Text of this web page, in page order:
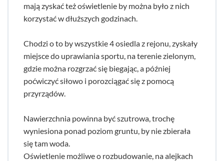
mają zyskać też oświetlenie by można było z nich
korzystać w dłuższych godzinach.
Chodzi o to by wszystkie 4 osiedla z rejonu, zyskały
miejsce do uprawiania sportu, na terenie zielonym,
gdzie można rozgrzać się biegając, a później
poćwiczyć siłowo i porozciągać się z pomocą
przyrządów.
Nawierzchnia powinna być szutrowa, trochę
wyniesiona ponad poziom gruntu, by nie zbierała
się tam woda.
Oświetlenie możliwe o rozbudowanie, na alejkach